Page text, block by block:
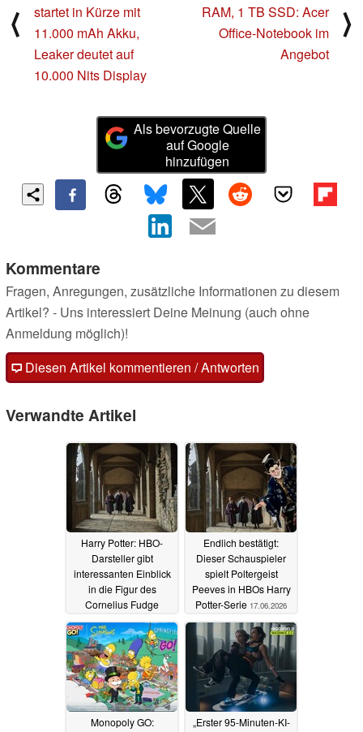
⟨
startet in Kürze mit
11.000 mAh Akku,
Leaker deutet auf
10.000 Nits Display
RAM, 1 TB SSD: Acer
Office-Notebook im
Angebot
⟩
Als bevorzugte Quelle
auf Google
hinzufügen
Kommentare
Fragen, Anregungen, zusätzliche Informationen zu diesem
Artikel? - Uns interessiert Deine Meinung (auch ohne
Anmeldung möglich)!
Diesen Artikel kommentieren / Antworten
Verwandte Artikel
Harry Potter: HBO-
Darsteller gibt
interessanten Einblick
in die Figur des
Cornelius Fudge
07.07.2026
Endlich bestätigt:
Dieser Schauspieler
spielt Poltergeist
Peeves in HBOs Harry
Potter-Serie 17.06.2026
Monopoly GO:
„Erster 95-Minuten-KI-